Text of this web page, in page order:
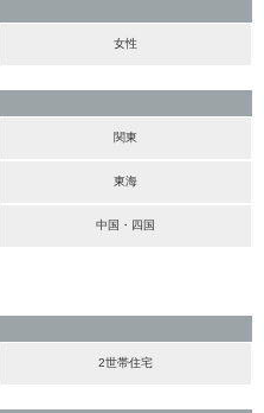
女性
関東
東海
中国・四国
2世帯住宅